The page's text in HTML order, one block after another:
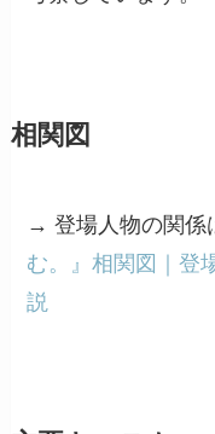
相関図
→ 登場人物の関係
む。』相関図｜登
説